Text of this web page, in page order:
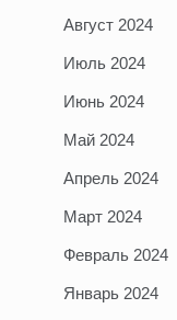
Август 2024
Июль 2024
Июнь 2024
Май 2024
Апрель 2024
Март 2024
Февраль 2024
Январь 2024